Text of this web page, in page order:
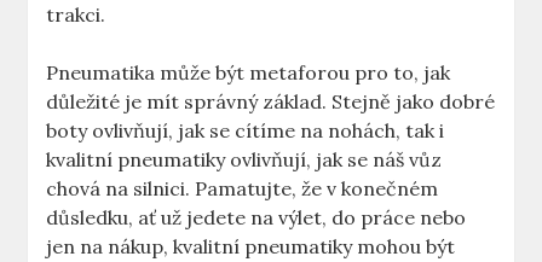
trakci.
Pneumatika může být metaforou pro to, jak
důležité je mít správný základ. Stejně jako dobré
boty ovlivňují, jak se cítíme na nohách, tak i
kvalitní pneumatiky ovlivňují, jak se náš vůz
chová na silnici. Pamatujte, že v konečném
důsledku, ať už jedete na výlet, do práce nebo
jen na nákup, kvalitní pneumatiky mohou být